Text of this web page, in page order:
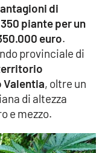
di
piante per un
euro.
provinciale di
Valentia, oltre un
di altezza
e mezzo.